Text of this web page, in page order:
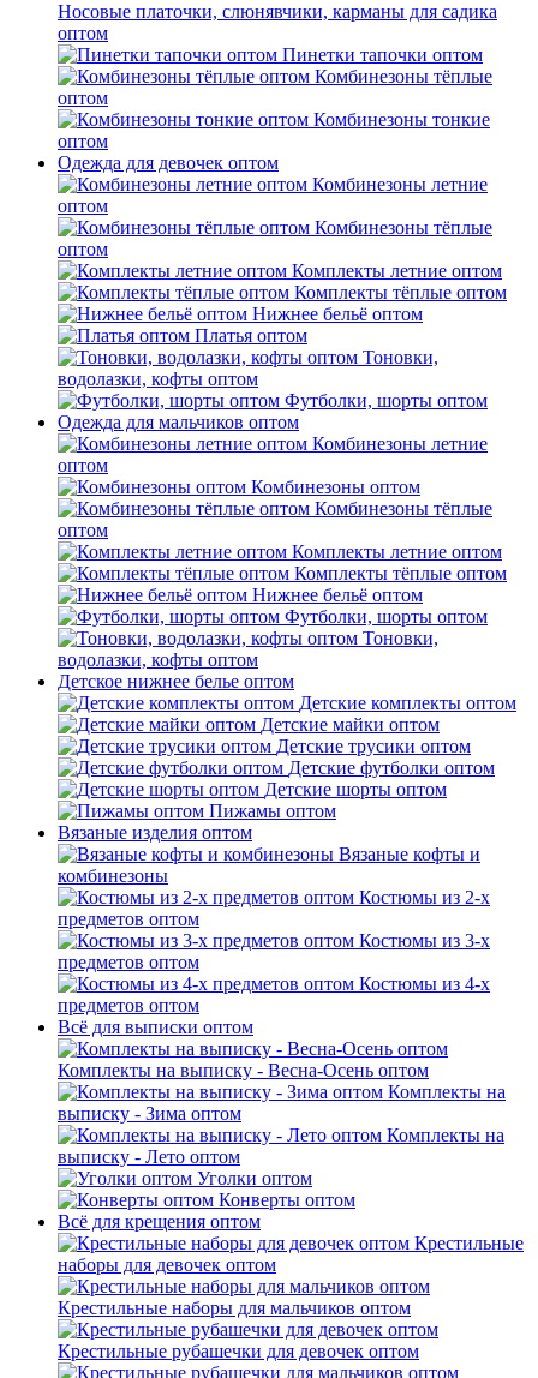
Носовые платочки, слюнявчики, карманы для садика
оптом
Пинетки тапочки оптом
Комбинезоны тёплые
оптом
Комбинезоны тонкие
оптом
Одежда для девочек оптом
Комбинезоны летние
оптом
Комбинезоны тёплые
оптом
Комплекты летние оптом
Комплекты тёплые оптом
Нижнее бельё оптом
Платья оптом
Тоновки,
водолазки, кофты оптом
Футболки, шорты оптом
Одежда для мальчиков оптом
Комбинезоны летние
оптом
Комбинезоны оптом
Комбинезоны тёплые
оптом
Комплекты летние оптом
Комплекты тёплые оптом
Нижнее бельё оптом
Футболки, шорты оптом
Тоновки,
водолазки, кофты оптом
Детское нижнее белье оптом
Детские комплекты оптом
Детские майки оптом
Детские трусики оптом
Детские футболки оптом
Детские шорты оптом
Пижамы оптом
Вязаные изделия оптом
Вязаные кофты и
комбинезоны
Костюмы из 2-х
предметов оптом
Костюмы из 3-х
предметов оптом
Костюмы из 4-х
предметов оптом
Всё для выписки оптом
Комплекты на выписку - Весна-Осень оптом
Комплекты на
выписку - Зима оптом
Комплекты на
выписку - Лето оптом
Уголки оптом
Конверты оптом
Всё для крещения оптом
Крестильные
наборы для девочек оптом
Крестильные наборы для мальчиков оптом
Крестильные рубашечки для девочек оптом